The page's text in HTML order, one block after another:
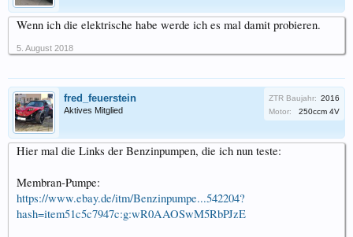
Wenn ich die elektrische habe werde ich es mal damit probieren.
5. August 2018
fred_feuerstein
Aktives Mitglied
ZTR Baujahr: 2016
Motor:
250ccm 4V
Hier mal die Links der Benzinpumpen, die ich nun teste:
Membran-Pumpe:
https://www.ebay.de/itm/Benzinpumpe...542204?
hash=item51c5c7947c:g:wR0AAOSwM5RbPJzE